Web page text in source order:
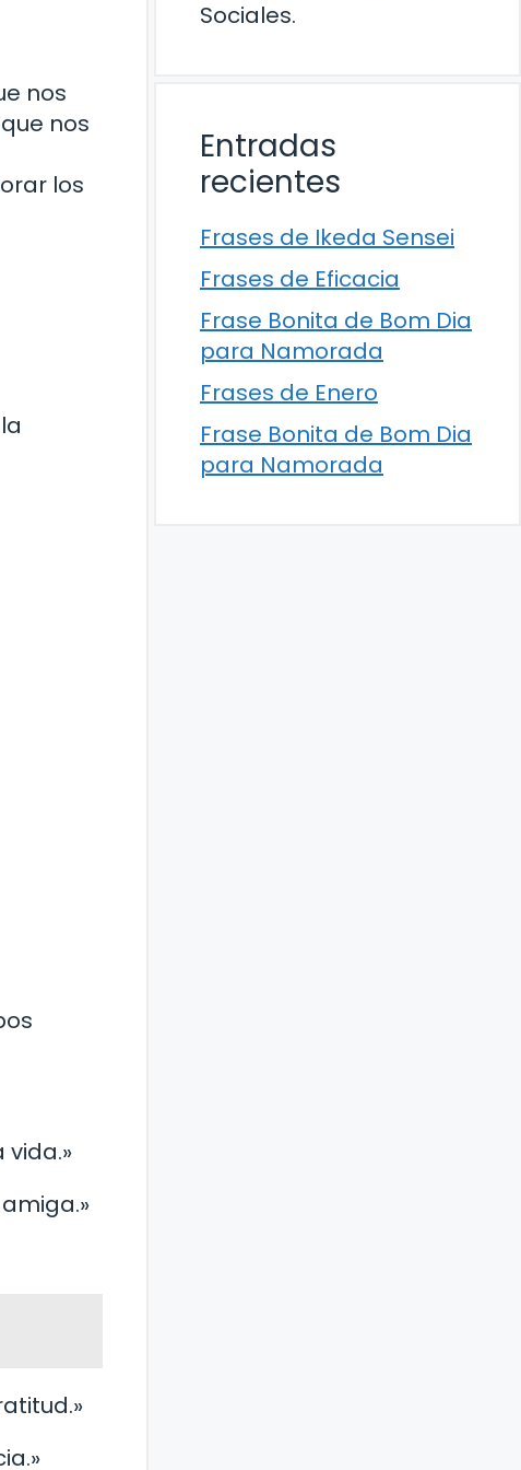
nos
nos
los
Sociales.
Entradas
recientes
Frases de Ikeda Sensei
Frases de Eficacia
Frase Bonita de Bom Dia
para Namorada
Frases de Enero
Frase Bonita de Bom Dia
para Namorada